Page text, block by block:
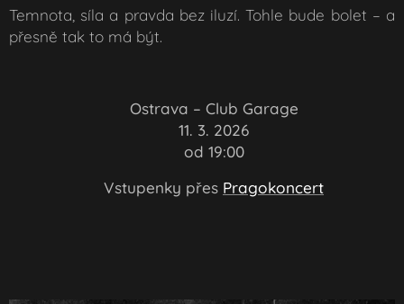
Temnota, síla a pravda bez iluzí. Tohle bude bolet – a
přesně tak to má být.
Ostrava – Club Garage
11. 3. 2026
🕗 od 19:00
Vstupenky přes Pragokoncert